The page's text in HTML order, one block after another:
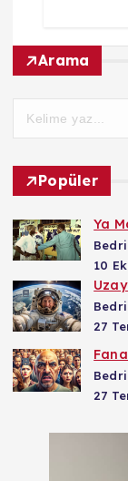
Arama
Popüler
Ya
Bedri
10
Bedri
27
Bedri
27